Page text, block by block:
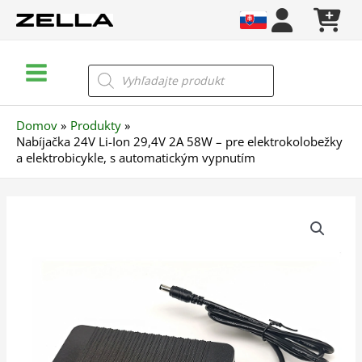
Menu
Products
search
Domov
Produkty
Nabíjačka 24V Li-Ion 29,4V 2A 58W – pre elektrokolobežky
a elektrobicykle, s automatickým vypnutím